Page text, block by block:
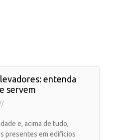
entenda
servem
e, acima de tudo,
presentes em edifícios